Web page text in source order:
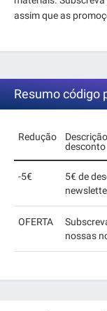
assim que as
Resumo código
Redução
desconto
-5€
5€ de
OFERTA
nossas